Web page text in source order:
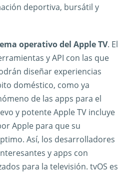
deportiva, bursátil y
operativo del Apple TV. El
y API con las que
diseñar experiencias
doméstico, como ya
de las apps para el
y potente Apple TV incluye
Apple para que su
Así, los desarrolladores
y apps con
para la televisión. tvOS es